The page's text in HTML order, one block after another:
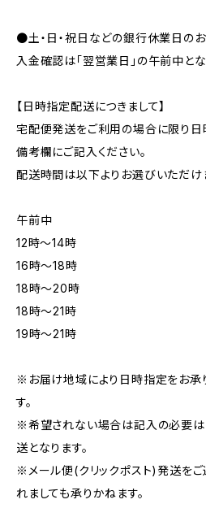
●土・日・祝日などの銀行休業日の
入金確認は「翌営業日」の午前中とな
【日時指定配送につきまして】
宅配便発送をご利用の場合に限り日
備考欄にご記入ください。
配送時間は以下よりお選びいただけ
午前中
12時〜14時
16時〜18時
18時〜20時
18時〜21時
19時〜21時
※お届け地域により日時指定をお承
す。
※希望されない場合は記入の必要は
送となります。
※メール便(クリックポスト)発送を
れましても承りかねます。